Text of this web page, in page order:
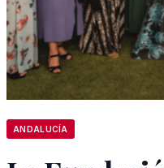
ANDALUCÍA